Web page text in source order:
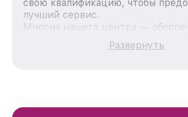
свою квалификацию, чтобы
лучший сервис.
Миссия нашего центра —
качественный и доступный
каждого пользователя
Развернуть